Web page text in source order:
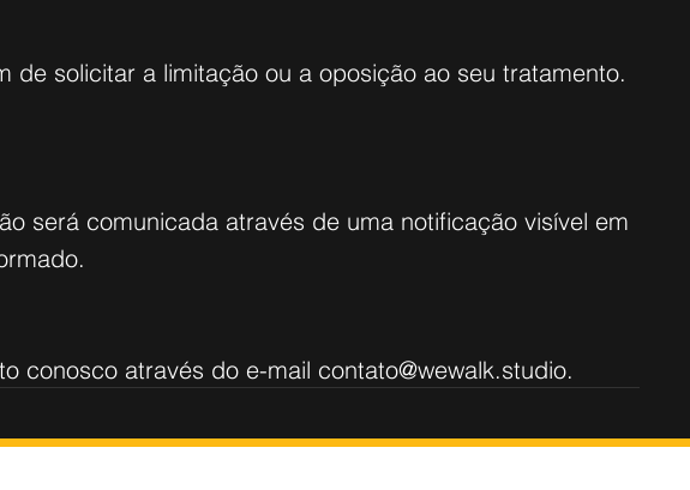
solicitar a limitação ou a oposição ao seu tratamento.
será comunicada através de uma notificação visível em
conosco através do e-mail contato@wewalk.studio.